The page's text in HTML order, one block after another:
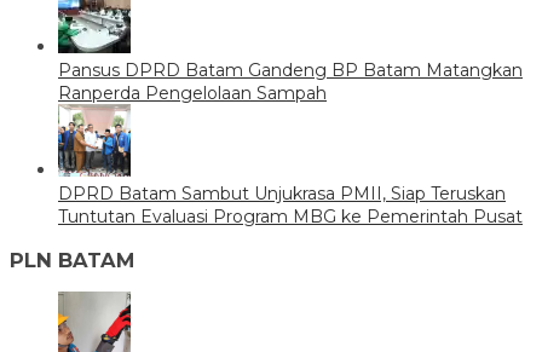
Pansus DPRD Batam Gandeng BP Batam Matangkan
Ranperda Pengelolaan Sampah
DPRD Batam Sambut Unjukrasa PMII, Siap Teruskan
Tuntutan Evaluasi Program MBG ke Pemerintah Pusat
PLN BATAM